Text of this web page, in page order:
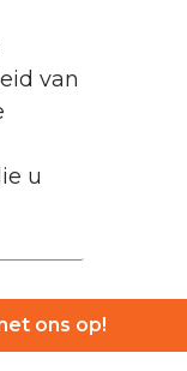
van
u
ons op!